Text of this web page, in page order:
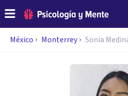
México Monterrey Sonia